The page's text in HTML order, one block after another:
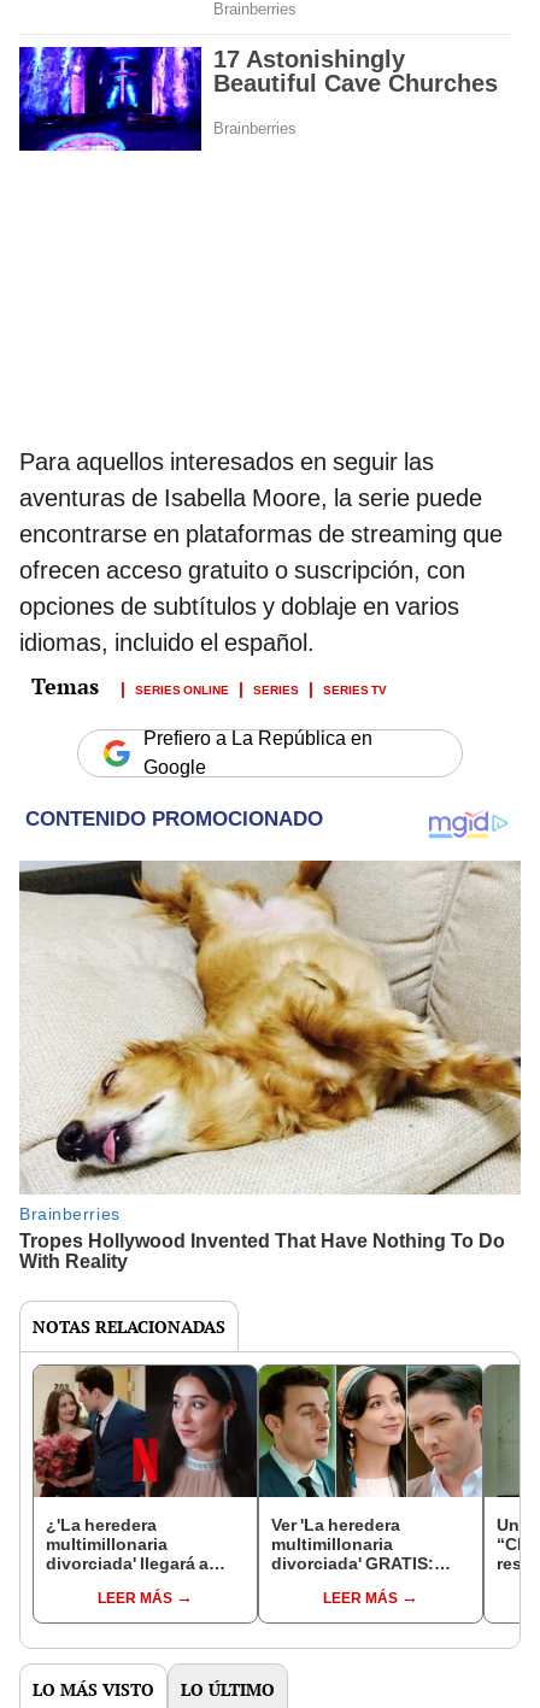
Para aquellos interesados en seguir las
aventuras de Isabella Moore, la serie puede
encontrarse en plataformas de streaming que
ofrecen acceso gratuito o suscripción, con
opciones de subtítulos y doblaje en varios
idiomas, incluido el español.
SERIES ONLINE SERIES SERIES TV
Prefiero a La República en
Google
NOTAS RELACIONADAS
¿'La heredera
multimillonaria
divorciada' llegará a
que se sabe sobre la
popular serie
LEER MÁS
Ver 'La heredera
multimillonaria
divorciada' GRATIS:
los episodios con
SUBTÍTULOS en
LEER MÁS
Una
LO MÁS VISTO LO ÚLTIMO